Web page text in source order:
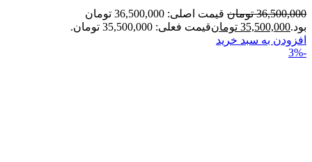
36,500,000 تومان
قیمت اصلی: 36,500,000 تومان
بود.35,500,000 تومانقیمت فعلی: 35,500,000 تومان.
افزودن به سبد خرید
-3%